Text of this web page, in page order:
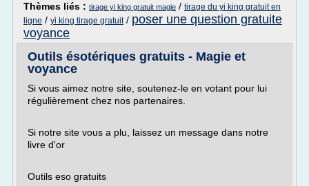
Thèmes liés : tirage yi king gratuit magie / tirage du yi king gratuit en
ligne / yi king tirage gratuit/ poser une question gratuite
voyance
Outils ésotériques gratuits - Magie et
voyance
Si vous aimez notre site, soutenez-le en votant pour lui
régulièrement chez nos partenaires.
Si notre site vous a plu, laissez un message dans notre
livre d'or
Outils eso gratuits